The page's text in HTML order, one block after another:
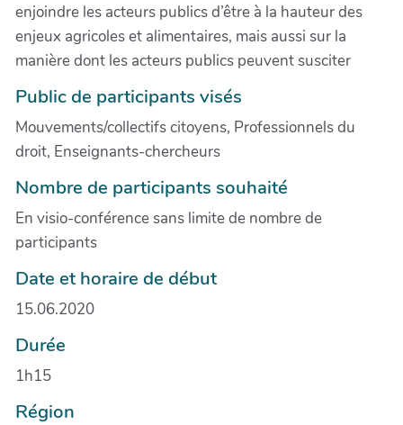
enjoindre les acteurs publics d’être à la hauteur des
enjeux agricoles et alimentaires, mais aussi sur la
manière dont les acteurs publics peuvent susciter
Public de participants visés
Mouvements/collectifs citoyens, Professionnels du
droit, Enseignants-chercheurs
Nombre de participants souhaité
En visio-conférence sans limite de nombre de
participants
Date et horaire de début
15.06.2020
Durée
1h15
Région